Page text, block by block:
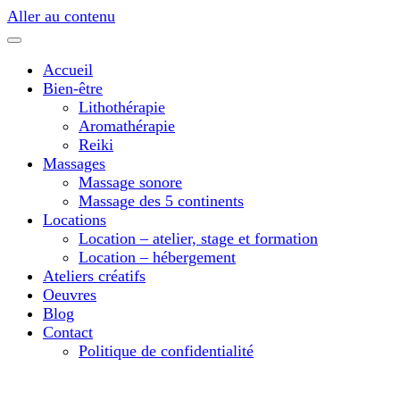
Aller au contenu
Accueil
Bien-être
Lithothérapie
Aromathérapie
Reiki
Massages
Massage sonore
Massage des 5 continents
Locations
Location – atelier, stage et formation
Location – hébergement
Ateliers créatifs
Oeuvres
Blog
Contact
Politique de confidentialité